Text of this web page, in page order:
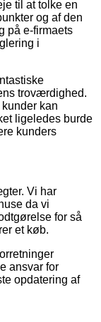
til at tolke en
og af den
på e-firmaets
i
troværdighed.
kan
ligeledes burde
kunders
Vi har
da vi
for så
et køb.
ansvar for
opdatering af